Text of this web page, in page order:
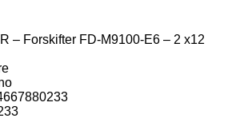
– Forskifter FD-M9100-E6 – 2 x12